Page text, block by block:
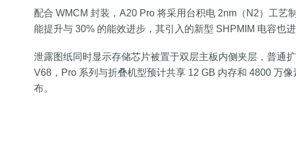
配合 WMCM 封装，A20 Pro 将采用台积电 2nm（N2）工艺
能提升与 30% 的能效进步，其引入的新型 SHPMIM 电容也
泄露图纸同时显示存储芯片被置于双层主板内侧夹层，普通
V68，Pro 系列与折叠机型预计共享 12 GB 内存和 4800 万
布。